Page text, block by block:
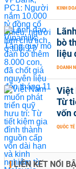
KINH
bò
liệu
DOANH
Việt
Từ
vốn
QUỐC TẾ
LIÊN KẾT NỔI